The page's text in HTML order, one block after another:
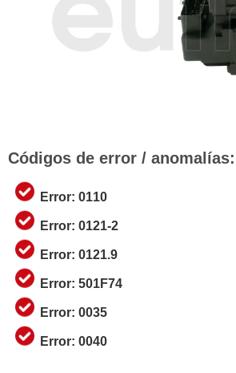
Códigos de error / anomalías:
Error: 0110
Error: 0121-2
Error: 0121.9
Error: 501F74
Error: 0035
Error: 0040